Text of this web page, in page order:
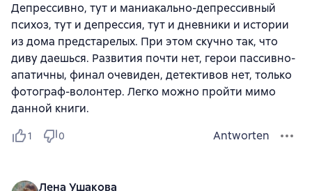
Депрессивно, тут и маниакально-депрессивный
психоз, тут и депрессия, тут и дневники и истории
из дома предстарелых. При этом скучно так, что
диву даешься. Развития почти нет, герои пассивно-
апатичны, финал очевиден, детективов нет, только
фотограф-волонтер. Легко можно пройти мимо
данной книги.
1 0 Antworten
Лена Ушакова